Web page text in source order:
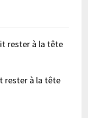
rester à la tête
rester à la tête